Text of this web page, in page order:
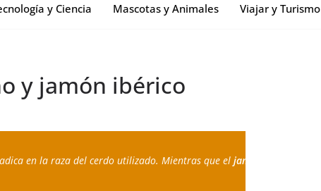
y Ciencia Mascotas y Animales Viajar y Turismo
y jamón ibérico
en la raza del cerdo utilizado. Mientras que el jamón serrano